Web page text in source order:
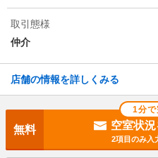
取引態様
仲介
店舗の情報を詳しくみる
1分で
無料 空室状
2項目のみ入